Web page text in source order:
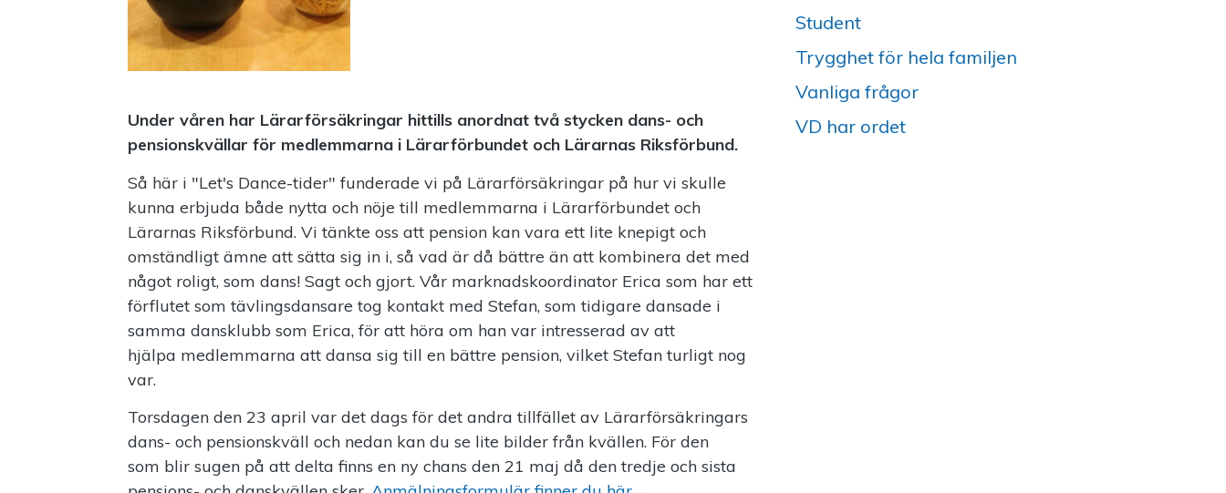
Under våren har Lärarförsäkringar hittills anordnat två stycken dans- och
pensionskvällar för medlemmarna i Lärarförbundet och Lärarnas Riksförbund.
Så här i "Let's Dance-tider" funderade vi på Lärarförsäkringar på hur vi skulle
kunna erbjuda både nytta och nöje till medlemmarna i Lärarförbundet och
Lärarnas Riksförbund. Vi tänkte oss att pension kan vara ett lite knepigt och
omständligt ämne att sätta sig in i, så vad är då bättre än att kombinera det med
något roligt, som dans! Sagt och gjort. Vår marknadskoordinator Erica som har ett
förflutet som tävlingsdansare tog kontakt med Stefan, som tidigare dansade i
samma dansklubb som Erica, för att höra om han var intresserad av att
hjälpa medlemmarna att dansa sig till en bättre pension, vilket Stefan turligt nog
var.
Torsdagen den 23 april var det dags för det andra tillfället av Lärarförsäkringars
dans- och pensionskväll och nedan kan du se lite bilder från kvällen. För den
som blir sugen på att delta finns en ny chans den 21 maj då den tredje och sista
Student
Trygghet för hela familjen
Vanliga frågor
VD har ordet